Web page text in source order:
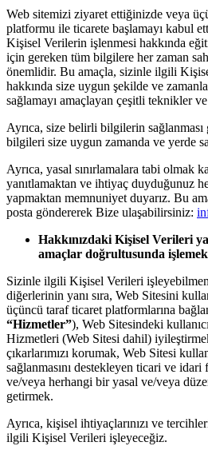
Web sitemizi ziyaret ettiğinizde veya
platformu ile ticarete başlamayı kabul
Kişisel Verilerin işlenmesi hakkında
için gereken tüm bilgilere her zaman
önemlidir. Bu amaçla, sizinle ilgili
hakkında size uygun şekilde ve
sağlamayı amaçlayan çeşitli teknikler
Ayrıca, size belirli bilgilerin
bilgileri size uygun zamanda ve yerde
Ayrıca, yasal sınırlamalara tabi olmak
yanıtlamaktan ve ihtiyaç duyduğunuz
yapmaktan memnuniyet duyarız. Bu
posta göndererek Bize ulaşabilirsiniz:
Hakkınızdaki Kişisel Verileri
amaçlar doğrultusunda
Sizinle ilgili Kişisel Verileri
diğerlerinin yanı sıra, Web Sitesini
üçüncü taraf ticaret platformlarına
“Hizmetler”), Web Sitesindeki
Hizmetleri (Web Sitesi dahil)
çıkarlarımızı korumak, Web Sitesi
sağlanmasını destekleyen ticari ve
ve/veya herhangi bir yasal ve/veya
getirmek.
Ayrıca, kişisel ihtiyaçlarınızı ve
ilgili Kişisel Verileri işleyeceğiz.